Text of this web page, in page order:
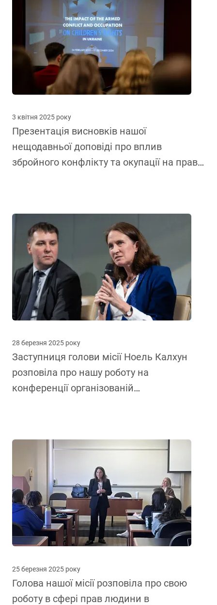
3 квітня 2025 року
Презентація висновків нашої
нещодавньої доповіді про вплив
збройного конфлікту та окупації на права
28 березня 2025 року
Заступниця голови місії Ноель Калхун
розповіла про нашу роботу на
конференції організованій
25 березня 2025 року
Голова нашої місії розповіла про свою
роботу в сфері прав людини в